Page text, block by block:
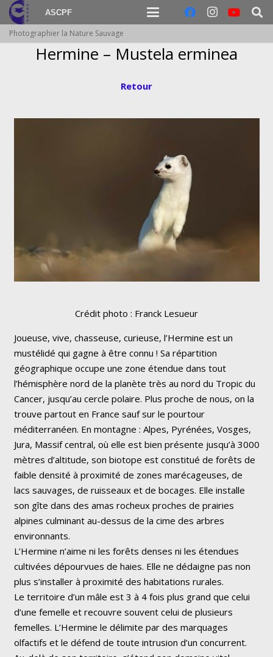
ASCPF
Photographier la Nature Sauvage
Hermine – Mustela erminea
Retour
Crédit photo : Franck Lesueur
Joueuse, vive, chasseuse, curieuse, l’Hermine est un
mustélidé qui gagne à être connu ! Sa répartition
géographique occupe une zone étendue dans tout
l’hémisphère nord de la planète très au nord du Tropic du
Cancer, jusqu’au cercle polaire. Plus proche de nous, on la
trouve partout en France sauf sur le pourtour
méditerranéen. En montagne : Alpes, Pyrénées, Vosges,
Jura, Massif central, où elle est bien présente jusqu’à 3000
mètres d’altitude, son biotope est constitué de forêts de
faible densité à proximité de zones marécageuses, de
lacs sauvages, de ruisseaux et de bocages. Elle installe
son gîte dans des amas rocheux proches de prairies
alpines culminant au-dessus de la cime des arbres
environnants.
L’Hermine n’aime ni les forêts denses ni les étendues
cultivées dépourvues de haies. Elle ne dédaigne pas non
plus s’installer à proximité des habitations rurales.
Le territoire d’un mâle est 3 à 4 fois plus grand que celui
d’une femelle et recouvre souvent celui de plusieurs
femelles. L’Hermine le délimite par des marquages
olfactifs et le défend de toute intrusion d’un concurrent.